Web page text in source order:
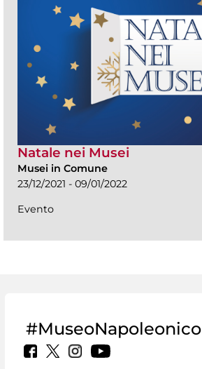
Natale nei Musei
Musei in Comune
23/12/2021 - 09/01/2022
Evento
#MuseoNapoleonico